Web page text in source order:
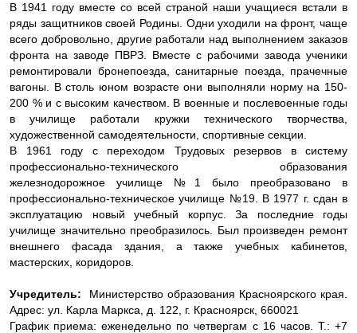
В 1941 году вместе со всей страной наши учащиеся встали в
ряды защитников своей Родины. Одни уходили на фронт, чаще
всего добровольно, другие работали над выполнением заказов
фронта на заводе ПВРЗ. Вместе с рабочими завода ученики
ремонтировали бронепоезда, санитарные поезда, прачечные
вагоны. В столь юном возрасте они выполняли норму на 150-
200 % и с высоким качеством. В военные и послевоенные годы
в училище работали кружки технического творчества,
художественной самодеятельности, спортивные секции.
В 1961 году с переходом Трудовых резервов в систему
профессионально-технического образования
железнодорожное училище №1 было преобразовано в
профессионально-техническое училище №19. В 1977 г. сдан в
эксплуатацию новый учебный корпус. За последние годы
училище значительно преобразилось. Был произведен ремонт
внешнего фасада здания, а также учебных кабинетов,
мастерских, коридоров.
Учредитель:
Министерство образования Красноярского края.
Адрес: ул. Карла Маркса, д. 122, г. Красноярск, 660021
График приема: еженедельно по четвергам с 16 часов. Т.: +7